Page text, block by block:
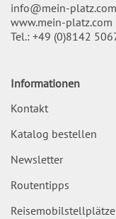
info@mein-platz.com
www.mein-platz.com
Tel.: +49 (0)8142
Informationen
Kontakt
Katalog bestellen
Newsletter
Routentipps
Reisemobilstellplätze